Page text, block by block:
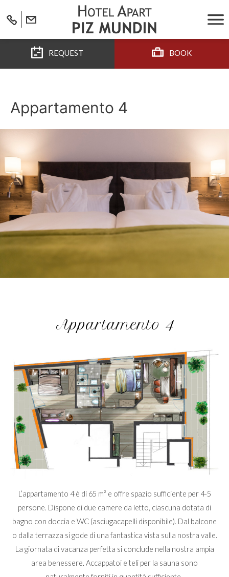
REQUEST BOOK
Appartamento 4
Appartamento 4
L’appartamento 4 è di 65 m² e offre spazio sufficiente per 4-5
persone. Dispone di due camere da letto, ciascuna dotata di
bagno con doccia e WC (asciugacapelli disponibile). Dal balcone
o dalla terrazza si gode di una fantastica vista sulla nostra valle.
La giornata di vacanza perfetta si conclude nella nostra ampia
area benessere. Accappatoi e teli per la sauna sono